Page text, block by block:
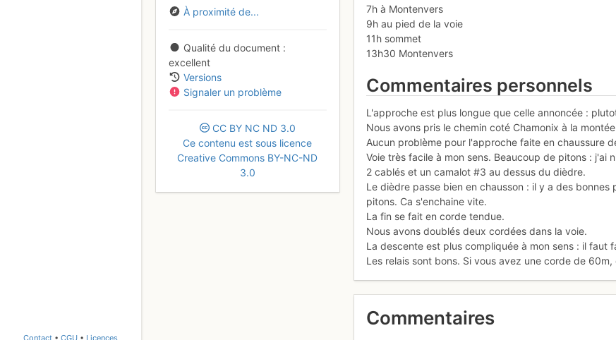
Contact • CGU • Licences
À proximité de...
Qualité du document
excellent
Versions
Signaler un problème
CC BY NC ND 3.0
Ce contenu est sous licence
Creative Commons BY-NC-ND
3.0
7h à Montenvers
9h au pied de la voie
11h sommet
13h30 Montenvers
Commentaires personnels
L'approche est plus longue que celle annoncée :
Nous avons pris le chemin coté Chamonix à la
Aucun problème pour l'approche faite en chaussure
Voie très facile à mon sens. Beaucoup de pitons :
2 cablés et un camalot #3 au dessus du dièdre.
Le dièdre passe bien en chausson : il y a des
pitons. Ca s'enchaine vite.
La fin se fait en corde tendue.
Nous avons doublés deux cordées dans la voie.
La descente est plus compliquée à mon sens : il faut
Les relais sont bons. Si vous avez une corde de
Commentaires